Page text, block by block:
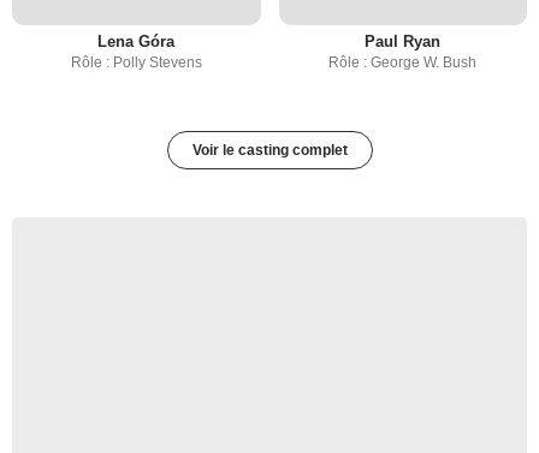
Lena Góra
Rôle : Polly Stevens
Paul Ryan
Rôle : George W. Bush
Voir le casting complet